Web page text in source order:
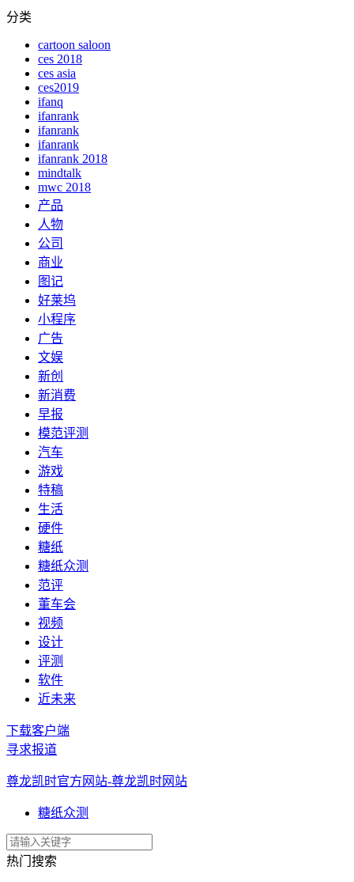
分类
cartoon saloon
ces 2018
ces asia
ces2019
ifanq
ifanrank
ifanrank
ifanrank
ifanrank 2018
mindtalk
mwc 2018
产品
人物
公司
商业
图记
好莱坞
小程序
广告
文娱
新创
新消费
早报
模范评测
汽车
游戏
特稿
生活
硬件
糖纸
糖纸众测
范评
董车会
视频
设计
评测
软件
近未来
下载客户端
寻求报道
尊龙凯时官方网站-尊龙凯时网站
糖纸众测
热门搜索